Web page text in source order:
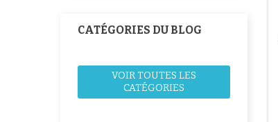
CATÉGORIES DU BLOG
VOIR TOUTES LES
CATÉGORIES